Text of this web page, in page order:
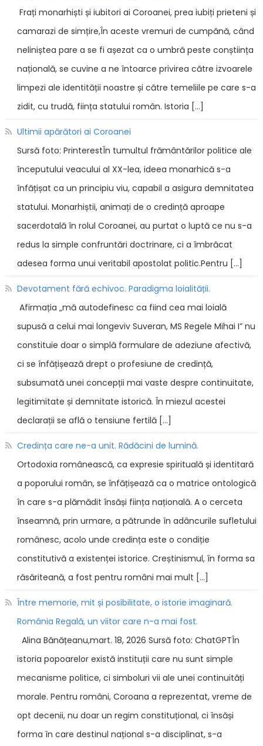
Frați monarhiști și iubitori ai Coroanei, prea iubiți prieteni și
camarazi de simțire,În aceste vremuri de cumpănă, când
neliniștea pare a se fi așezat ca o umbră peste conștiința
națională, se cuvine a ne întoarce privirea către izvoarele
limpezi ale identității noastre și către temeliile pe care s-a
zidit, cu trudă, ființa statului român. Istoria […]
Ultimii apărători ai Coroanei
Sursă foto: PrinterestÎn tumultul frământărilor politice ale
începutului veacului al XX-lea, ideea monarhică s-a
înfățișat ca un principiu viu, capabil a asigura demnitatea
statului. Monarhiștii, animați de o credință aproape
sacerdotală în rolul Coroanei, au purtat o luptă ce nu s-a
redus la simple confruntări doctrinare, ci a îmbrăcat
adesea forma unui veritabil apostolat politic.Pentru […]
Devotament fără echivoc. Paradigma loialității.
Afirmația „mă autodefinesc ca fiind cea mai loială
supusă a celui mai longeviv Suveran, MS Regele Mihai I” nu
constituie doar o simplă formulare de adeziune afectivă,
ci se înfățișează drept o profesiune de credință,
subsumată unei concepții mai vaste despre continuitate,
legitimitate și demnitate istorică. În miezul acestei
declarații se află o tensiune fertilă […]
Credința care ne-a unit. Rădăcini de lumină.
Ortodoxia românească, ca expresie spirituală și identitară
a poporului român, se înfățișează ca o matrice ontologică
în care s-a plămădit însăși ființa națională. A o cerceta
înseamnă, prin urmare, a pătrunde în adâncurile sufletului
românesc, acolo unde credința este o condiție
constitutivă a existenței istorice. Creștinismul, în forma sa
răsăriteană, a fost pentru români mai mult […]
Între memorie, mit și posibilitate, o istorie imaginară.
România Regală, un viitor care n-a mai fost.
Alina Bănățeanu,mart. 18, 2026 Sursă foto: ChatGPTÎn
istoria popoarelor există instituții care nu sunt simple
mecanisme politice, ci simboluri vii ale unei continuități
morale. Pentru români, Coroana a reprezentat, vreme de
opt decenii, nu doar un regim constituțional, ci însăși
forma în care destinul național s-a disciplinat, s-a